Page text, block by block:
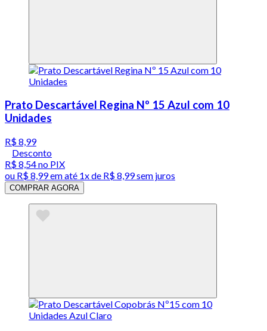
Prato Descartável Regina Nº 15 Azul com 10
Unidades
R$ 8,99
Desconto
R$ 8,54no PIX
ou R$ 8,99em até 1x de R$ 8,99sem juros
COMPRAR AGORA